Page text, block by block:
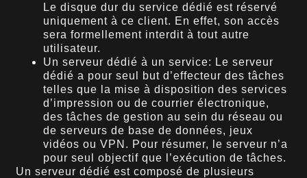
Le disque dur du service dédié est réservé
uniquement à ce client. En effet, son accès
sera formellement interdit à tout autre
utilisateur.
Un serveur dédié à un service: Le serveur
dédié a pour seul but d’effecteur des tâches
telles que la mise à disposition des services
d’impression ou de courrier électronique,
des tâches de gestion au sein du réseau ou
de serveurs de base de données, jeux
vidéos ou VPN. Pour résumer, le serveur n’a
pour seul objectif que l’exécution de tâches.
Un serveur dédié est composé de plusieurs